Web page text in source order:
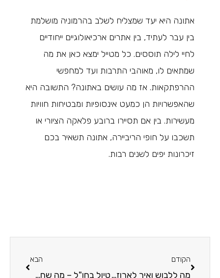
אתונה היא יעד שמצליח לשלב בהרמוניה מושלמת
בין עבר לעתיד, בין אתרים ארכיאולוגיים ייחודיים
לחיי לילה תוססים. כל מטייל ימצא כאן את מה
שמתאים לו, מאוהבי התרבות ועד למחפשי
ההרפתקאות. אז מה עושים באתונה? התשובה היא
שהאפשרויות הן כמעט אינסופיות ומבטיחות חוויות
מעשירות. בין אם תסיירו ברובע פלאקה הציורי או
תשכבו על חופי הריביירה, אתונה תשאיר בכם
זיכרונות יפים לשנים רבות.
הקודם
מה ללבוש ואיך לארוז לחופשה מושלמת?
הבא
טיול בחו"ל – מה שחשוב לדעת לפני היציאה לחופשה